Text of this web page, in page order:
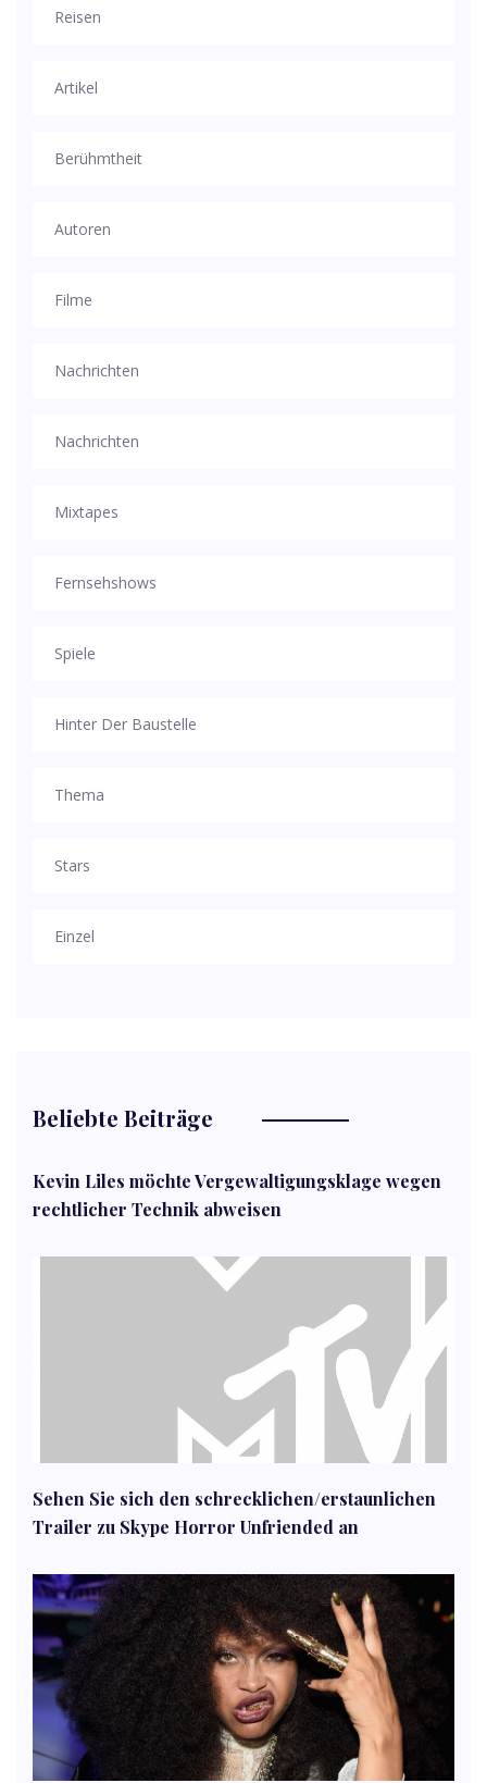
Reisen
Artikel
Berühmtheit
Autoren
Filme
Nachrichten
Nachrichten
Mixtapes
Fernsehshows
Spiele
Hinter Der Baustelle
Thema
Stars
Einzel
Beliebte Beiträge
Kevin Liles möchte Vergewaltigungsklage wegen
rechtlicher Technik abweisen
Sehen Sie sich den schrecklichen/erstaunlichen
Trailer zu Skype Horror Unfriended an